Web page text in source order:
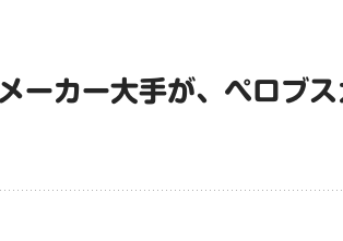
ーカー大手が、ペロブ